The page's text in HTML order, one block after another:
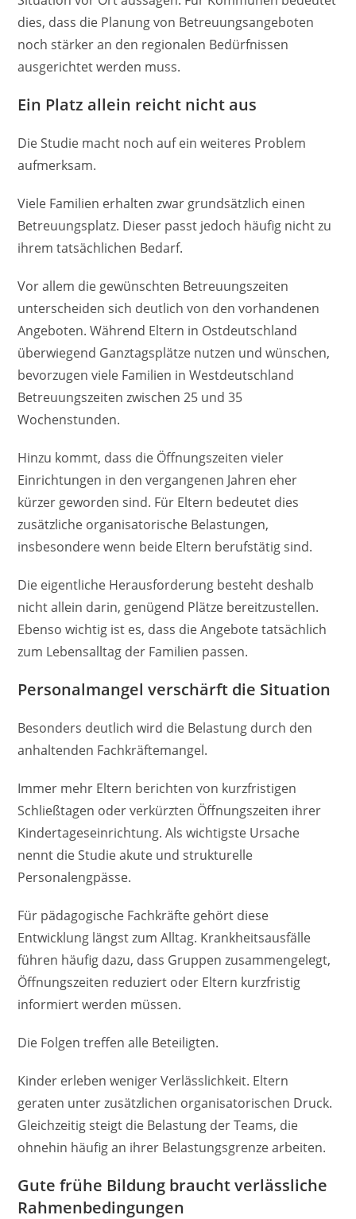
dies, dass die Planung von Betreuungsangeboten
noch stärker an den regionalen Bedürfnissen
ausgerichtet werden muss.
Ein Platz allein reicht nicht aus
Die Studie macht noch auf ein weiteres Problem
aufmerksam.
Viele Familien erhalten zwar grundsätzlich einen
Betreuungsplatz. Dieser passt jedoch häufig nicht zu
ihrem tatsächlichen Bedarf.
Vor allem die gewünschten Betreuungszeiten
unterscheiden sich deutlich von den vorhandenen
Angeboten. Während Eltern in Ostdeutschland
überwiegend Ganztagsplätze nutzen und wünschen,
bevorzugen viele Familien in Westdeutschland
Betreuungszeiten zwischen 25 und 35
Wochenstunden.
Hinzu kommt, dass die Öffnungszeiten vieler
Einrichtungen in den vergangenen Jahren eher
kürzer geworden sind. Für Eltern bedeutet dies
zusätzliche organisatorische Belastungen,
insbesondere wenn beide Eltern berufstätig sind.
Die eigentliche Herausforderung besteht deshalb
nicht allein darin, genügend Plätze bereitzustellen.
Ebenso wichtig ist es, dass die Angebote tatsächlich
zum Lebensalltag der Familien passen.
Personalmangel verschärft die Situation
Besonders deutlich wird die Belastung durch den
anhaltenden Fachkräftemangel.
Immer mehr Eltern berichten von kurzfristigen
Schließtagen oder verkürzten Öffnungszeiten ihrer
Kindertageseinrichtung. Als wichtigste Ursache
nennt die Studie akute und strukturelle
Personalengpässe.
Für pädagogische Fachkräfte gehört diese
Entwicklung längst zum Alltag. Krankheitsausfälle
führen häufig dazu, dass Gruppen zusammengelegt,
Öffnungszeiten reduziert oder Eltern kurzfristig
informiert werden müssen.
Die Folgen treffen alle Beteiligten.
Kinder erleben weniger Verlässlichkeit. Eltern
geraten unter zusätzlichen organisatorischen Druck.
Gleichzeitig steigt die Belastung der Teams, die
ohnehin häufig an ihrer Belastungsgrenze arbeiten.
Gute frühe Bildung braucht verlässliche
Rahmenbedingungen